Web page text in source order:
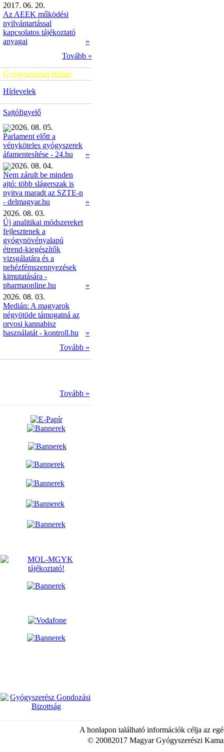
2017. 06. 20.
Az AEEK működési
nyilvántartással
kapcsolatos tájékoztató
anyagai
»
Tovább »
Gyógyszerészi Hírlap
Hírlevelek
Sajtófigyelő
2026. 08. 05.
Parlament előtt a
vényköteles gyógyszerek
áfamentesítése - 24.hu
»
2026. 08. 04.
Nem zárult be minden
ajtó: több slágerszak is
nyitva maradt az SZTE-n
- delmagyar.hu
»
2026. 08. 03.
Új analitikai módszereket
fejlesztenek a
gyógynövényalapú
étrend-kiegészítők
vizsgálatára és a
nehézfémszennyezések
kimutatására -
pharmaonline.hu
»
2026. 08. 03.
Medián: A magyarok
négyötöde támogatná az
orvosi kannabisz
használatát - kontroll.hu
»
Tovább »
Tovább »
A honlapon található információk célja az
© 20082017 Magyar Gyógyszerészi